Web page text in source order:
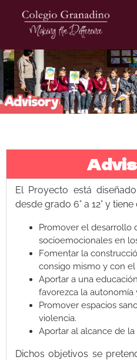
El Proyecto está
desde grado 6° a 12° y
Promover el desarrollo
socioemocionales en
Fomentar la
consigo mismo y con
Aportar a una
favorezca la autonomía
Promover espacios
violencia.
Aportar al alcance de
Dichos objetivos se